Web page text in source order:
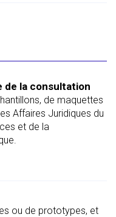
de la consultation
de maquettes
Affaires Juridiques du
et de la
ou de prototypes, et